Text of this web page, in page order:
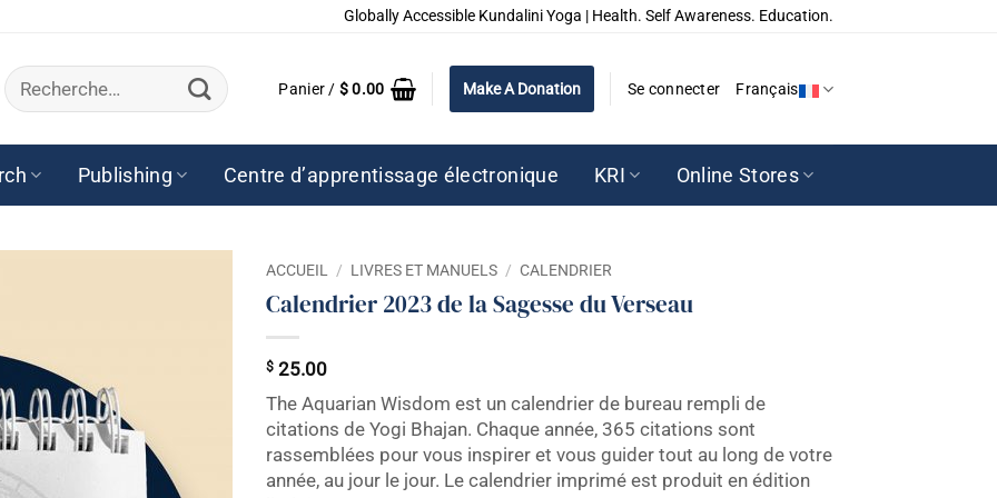
Globally Accessible Kundalini Yoga | Health. Self Awareness. Education.
Recherche
pour :
Panier / $0.00 Make A Donation Se connecter Français
Publishing Centre d’apprentissage électronique KRI Online Stores
ACCUEIL / LIVRES ET MANUELS / CALENDRIER
Calendrier 2023 de la Sagesse du Verseau
$ 25.00
The Aquarian Wisdom est un calendrier de bureau rempli de
citations de Yogi Bhajan. Chaque année, 365 citations sont
rassemblées pour vous inspirer et vous guider tout au long de votre
année, au jour le jour. Le calendrier imprimé est produit en édition